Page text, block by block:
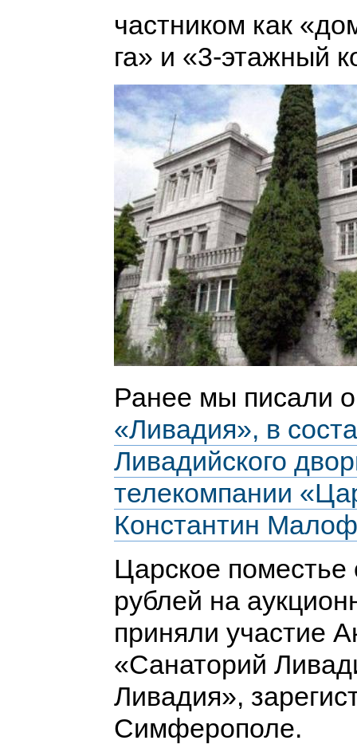
частником как
га» и «3-этажный
Ранее мы писали
«Ливадия», в
Ливадийского
телекомпании
Константин
Царское
рублей на
приняли участие
«Санаторий
Ливадия»,
Симферополе.